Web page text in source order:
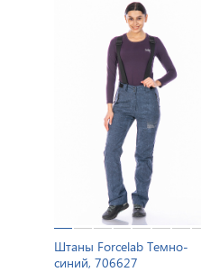
Штаны Forcelab Темно-
синий, 706627